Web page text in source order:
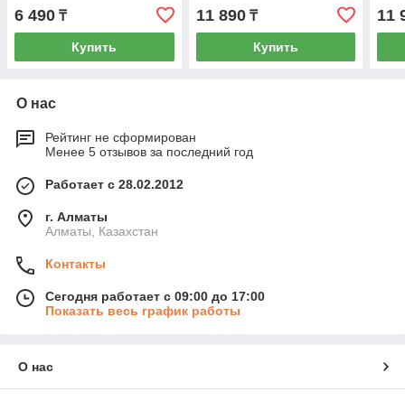
6 490 ₸
Купить
11 890₸
Купить
11
О нас
Рейтинг не сформирован
Менее 5 отзывов за последний год
Работает с 28.02.2012
г. Алматы
Алматы, Казахстан
Контакты
Сегодня работает с 09:00 до 17:00
Показать весь график работы
О нас